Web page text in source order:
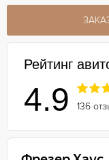
Рейтинг
4.9 136